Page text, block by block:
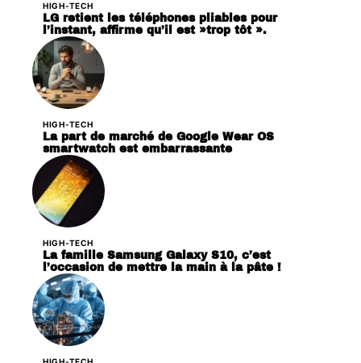
HIGH-TECH
LG retient les téléphones pliables pour
l’instant, affirme qu’il est »trop tôt ».
HIGH-TECH
La part de marché de Google Wear OS
smartwatch est embarrassante
HIGH-TECH
La famille Samsung Galaxy S10, c’est
l’occasion de mettre la main à la pâte !